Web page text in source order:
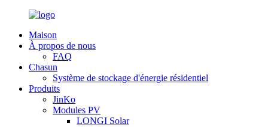
Maison
À propos de nous
FAQ
Chasun
Système de stockage d'énergie résidentiel
Produits
JinKo
Modules PV
LONGI Solar